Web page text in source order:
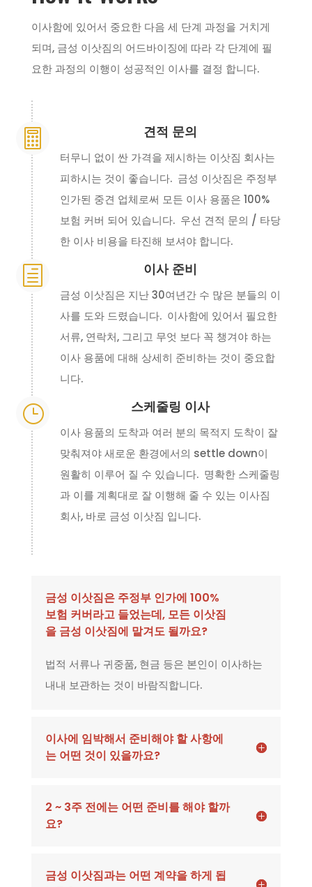
이사함에 있어서 중요한 다음 세 단계 과정을 거치게
되며, 금성 이삿짐의 어드바이징에 따라 각 단계에 필
요한 과정의 이행이 성공적인 이사를 결정 합니다.
 견적 문의
터무니 없이 싼 가격을 제시하는 이삿짐 회사는
피하시는 것이 좋습니다. 금성 이삿짐은 주정부
인가된 중견 업체로써 모든 이사 용품은 100%
보험 커버 되어 있습니다. 우선 견적 문의 / 타당
한 이사 비용을 타진해 보셔야 합니다.
h 이사 준비
금성 이삿짐은 지난 30여년간 수 많은 분들의 이
사를 도와 드렸습니다. 이사함에 있어서 필요한
서류, 연락처, 그리고 무엇 보다 꼭 챙겨야 하는
이사 용품에 대해 상세히 준비하는 것이 중요합
니다.
} 스케줄링 이사
이사 용품의 도착과 여러 분의 목적지 도착이 잘
맞춰져야 새로운 환경에서의 settle down이
원활히 이루어 질 수 있습니다. 명확한 스케줄링
과 이를 계획대로 잘 이행해 줄 수 있는 이사짐
회사, 바로 금성 이삿짐 입니다.
금성 이삿짐은 주정부 인가에 100%
보험 커버라고 들었는데, 모든 이삿짐
을 금성 이삿짐에 맡겨도 될까요?
법적 서류나 귀중품, 현금 등은 본인이 이사하는
내내 보관하는 것이 바람직합니다.
이사에 임박해서 준비해야 할 사항에
는 어떤 것이 있을까요?
2 ~ 3주 전에는 어떤 준비를 해야 할까
요?
금성 이삿짐과는 어떤 계약을 하게 됩